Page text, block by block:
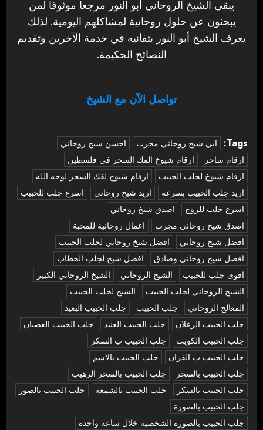
يبقى الشيخ الروحاني أبو النور مرجعا موثوقا لمن
يبحثون عن حلول روحانية لمشاكلهم اليومية. لذلك
يعرف الشيخ أبو النور بتفانيه في خدمة الآخرين وتقديم
النصائح الحكيمة.
تواصل الآن مع الشيخ
Tags: ‏ابي شيخ روحاني مجرب
احسن شيخ روحاني
ارقام ساحر
ارقام شيوخ الفك السحر في فلسطين
ارقام شيوخ لجلب الحبيب
ارقام شيوخ لفك السحر لوجه الله
اريد جلب الحبيب بسرعة
اريد شيخ روحاني
اسرع جلب للحبيب
اسرع جلب للزوج
اصدق شيخ روحاني
اصدق شيخ روحاني مجرب
اعمال روحانية للمحبة
افضل شيخ روحاني
افضل شيخ روحاني لجلب الحبيب
افضل شيخ روحاني وصادق
افضل شيخ لجلب الخطاب
اقوى جلب للحبيب
الشيخ الروحاني
الشيخ الروحاني الكبير
الشيخ الروحاني لجلب الحبيب
الشيخ لجلب الحبيب
المعالج الروحاني
جلب الحبيب
جلب الحبيب البعيد
جلب الحبيب الزعلان
جلب الحبيب العنيد
جلب الحبيب الغضبان
جلب الحبيب الكويت
جلب الحبيب ب السكر
جلب الحبيب ب القران
جلب الحبيب بالاسم
جلب الحبيب بالسحر
جلب الحبيب بالسحر الرهيب
جلب الحبيب بالسكر
جلب الحبيب بالشمعة
جلب الحبيب بالصور
جلب الحبيب بالصورة
جلب الحبيب بالصورة الشخصية خلال ساعة واحدة